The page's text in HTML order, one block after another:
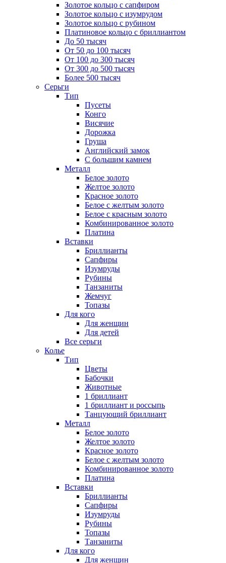
Золотое кольцо с сапфиром
Золотое кольцо с изумрудом
Золотое кольцо с рубином
Платиновое кольцо с бриллиантом
До 50 тысяч
От 50 до 100 тысяч
От 100 до 300 тысяч
От 300 до 500 тысяч
Более 500 тысяч
Серьги
Тип
Пусеты
Конго
Висячие
Дорожка
Груша
Английский замок
С большим камнем
Металл
Белое золото
Желтое золото
Красное золото
Белое с желтым золото
Белое с красным золото
Комбинированное золото
Платина
Вставки
Бриллианты
Сапфиры
Изумруды
Рубины
Танзаниты
Жемчуг
Топазы
Для кого
Для женщин
Для детей
Все серьги
Колье
Тип
Цветы
Бабочки
Животные
1 бриллиант
1 бриллиант и россыпь
Танцующий бриллиант
Металл
Белое золото
Желтое золото
Красное золото
Белое с желтым золото
Комбинированное золото
Платина
Вставки
Бриллианты
Сапфиры
Изумруды
Рубины
Топазы
Танзаниты
Для кого
Для женщин